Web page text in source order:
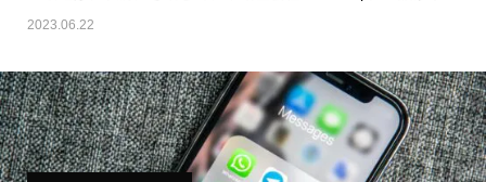
2023.06.22